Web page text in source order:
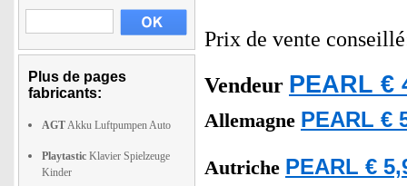
Plus de pages
fabricants:
AGTAkku Luftpumpen Auto
Playtastic Klavier Spielzeuge
Kinder
Prix de vente
Vendeur PEARL €
Allemagne PEARL €
Autriche PEARL €